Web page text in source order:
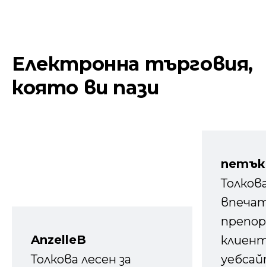
Електронна търговия,
която ви пази
AnzelleB
Толкова лесен за